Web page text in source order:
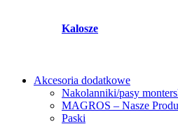
Kalosze
Akcesoria dodatkowe
Nakolanniki/pasy
MAGROS – Nasze
Paski